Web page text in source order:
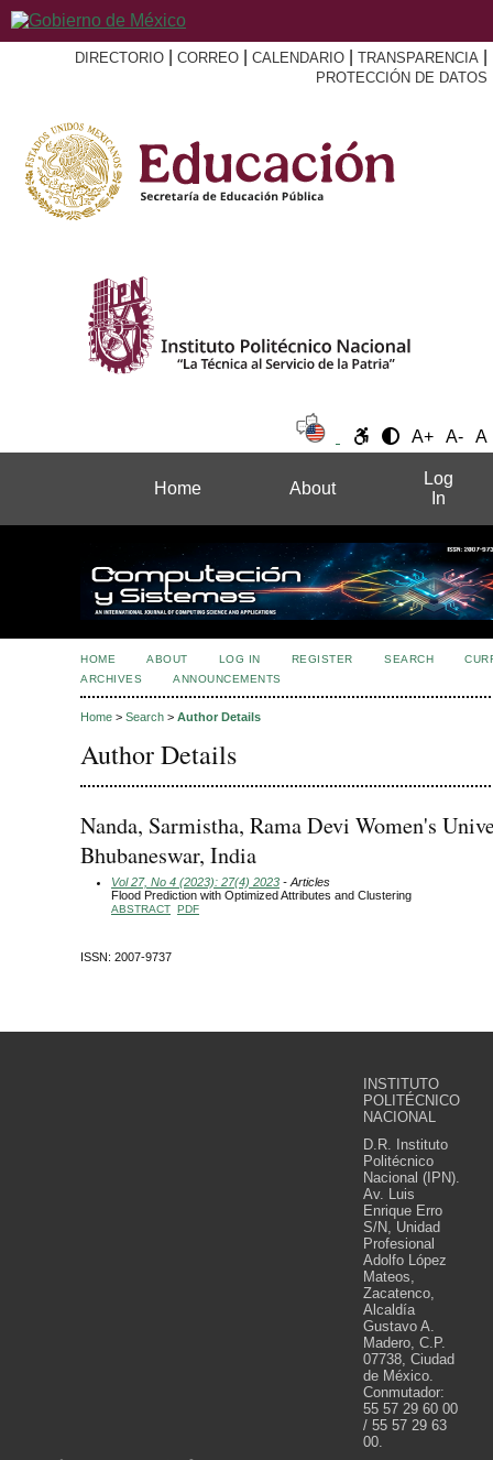
DIRECTORIO CORREO CALENDARIO TRANSPARENCIA
PROTECCIÓN DE DATOS
A+ A- A
Home About
Log
In
HOME ABOUT LOG IN REGISTER SEARCH
ARCHIVES
ANNOUNCEMENTS
Home > Search > Author Details
Author Details
Nanda, Sarmistha, Rama Devi Women's
Bhubaneswar, India
Vol 27, No 4 (2023): 27(4) 2023 - Articles
Flood Prediction with Optimized Attributes and Clustering
ABSTRACT PDF
ISSN: 2007-9737
INSTITUTO
POLITÉCNICO
NACIONAL
D.R. Instituto
Politécnico
Nacional (IPN).
Av. Luis
Enrique Erro
S/N, Unidad
Profesional
Adolfo López
Mateos,
Zacatenco,
Alcaldía
Gustavo A.
Madero, C.P.
07738, Ciudad
de México.
Conmutador:
55 57 29 60 00
/ 55 57 29 63
00.